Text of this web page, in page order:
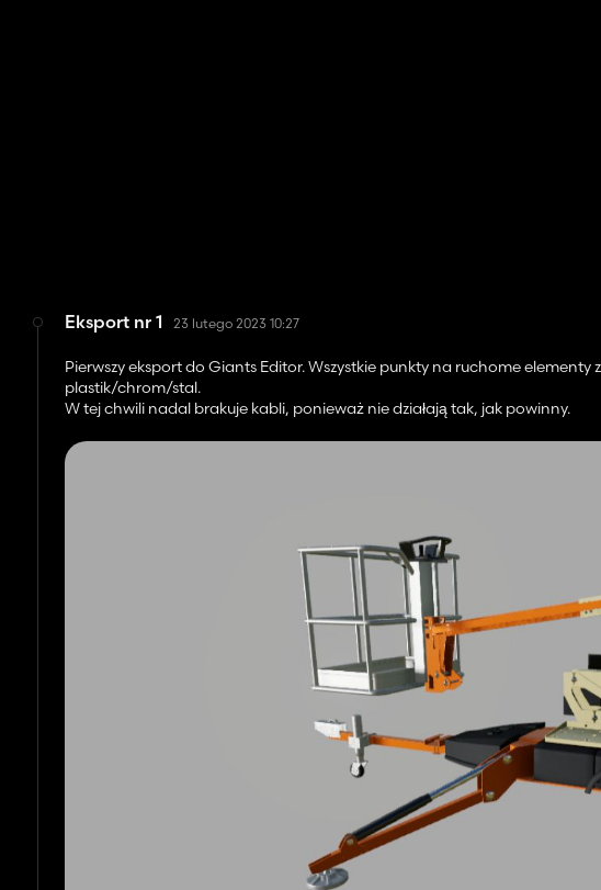
Eksport nr 1 23 lutego 2023 10:27
Pierwszy eksport do Giants Editor. Wszystkie punkty na ruchome
plastik/chrom/stal.
W tej chwili nadal brakuje kabli, ponieważ nie działają tak, jak powinny.